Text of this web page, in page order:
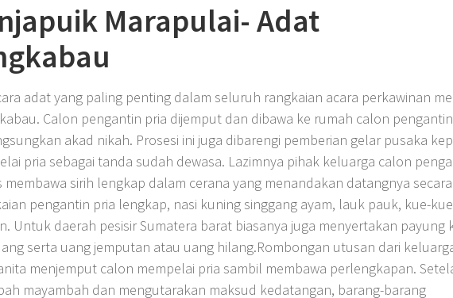
Marapulai- Adat
adat yang paling penting dalam seluruh rangkaian acara perkawinan
Calon pengantin pria dijemput dan dibawa ke rumah calon
akad nikah. Prosesi ini juga dibarengi pemberian gelar pusaka
pria sebagai tanda sudah dewasa. Lazimnya pihak keluarga calon
membawa sirih lengkap dalam cerana yang menandakan datangnya secara
pengantin pria lengkap, nasi kuning singgang ayam, lauk pauk, kue-
Untuk daerah pesisir Sumatera barat biasanya juga menyertakan payung
serta uang jemputan atau uang hilang.Rombongan utusan dari
menjemput calon mempelai pria sambil membawa perlengkapan.
mayambah dan mengutarakan maksud kedatangan, barang-barang